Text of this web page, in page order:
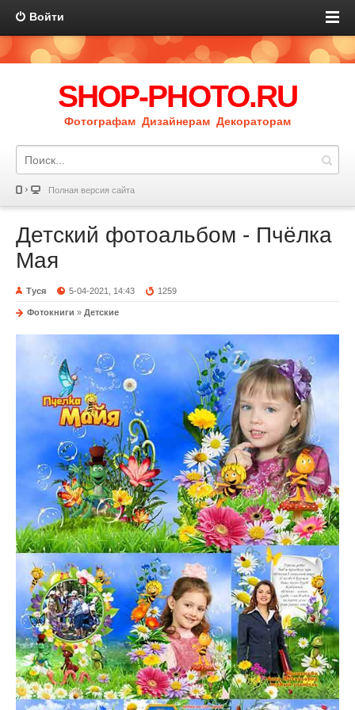
Войти
SHOP-PHOTO.RU
Фотографам Дизайнерам Декораторам
Полная версия сайта
Детский фотоальбом - Пчёлка
Мая
Туся 5-04-2021, 14:43 1259
Фотокниги » Детские